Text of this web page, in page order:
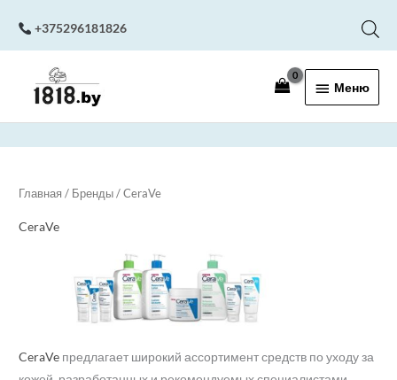
содержимому
+375296181826
Меню
Меню
Главная / Бренды / CeraVe
CeraVe
CeraVe предлагает широкий ассортимент средств по уходу за